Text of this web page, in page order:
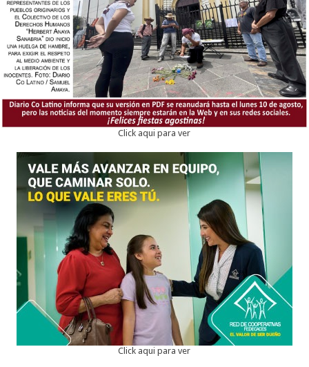
Click aqui para ver
Click aqui para ver